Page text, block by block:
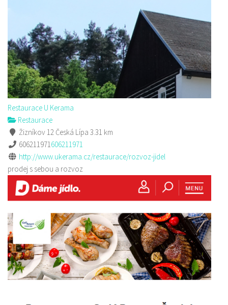
Restaurace U Kerama
Restaurace
Žizníkov 12 Česká Lípa 3.31 km
606211971606211971
http://www.ukerama.cz/restaurace/rozvoz-jidel
prodej s sebou a rozvoz